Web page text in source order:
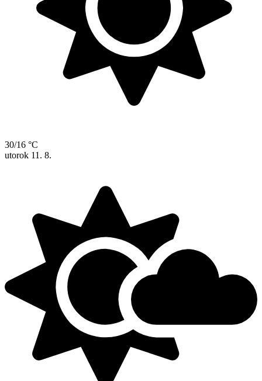
30/16 °C
utorok 11. 8.